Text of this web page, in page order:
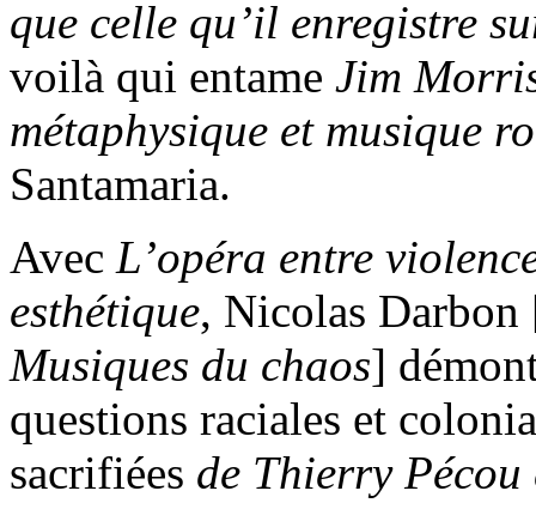
que celle qu’il enregistre
voilà qui entame Jim
métaphysique et musique
Santamaria.
Avec L’opéra entre
esthétique, Nicolas
Musiques du chaos]
questions raciales et
sacrifiées de Thierry